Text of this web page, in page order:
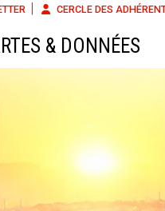
CERCLE DES
& DONNÉES